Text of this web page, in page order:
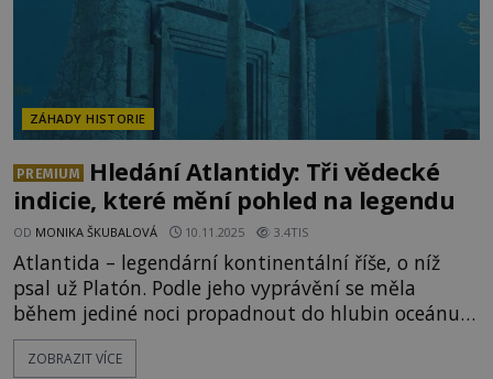
ZÁHADY HISTORIE
PREMIUM
Hledání Atlantidy: Tři vědecké
indicie, které mění pohled na legendu
OD MONIKA ŠKUBALOVÁ 10.11.2025 3.4TIS
Atlantida – legendární kontinentální říše, o níž
psal už Platón. Podle jeho vyprávění se měla
během jediné noci propadnout do hlubin oceánu.
Po celá staletí byla považována za pouhý mýtus –
filozofickou alegorii společnosti, kterou zničila
ZOBRAZIT VÍCE